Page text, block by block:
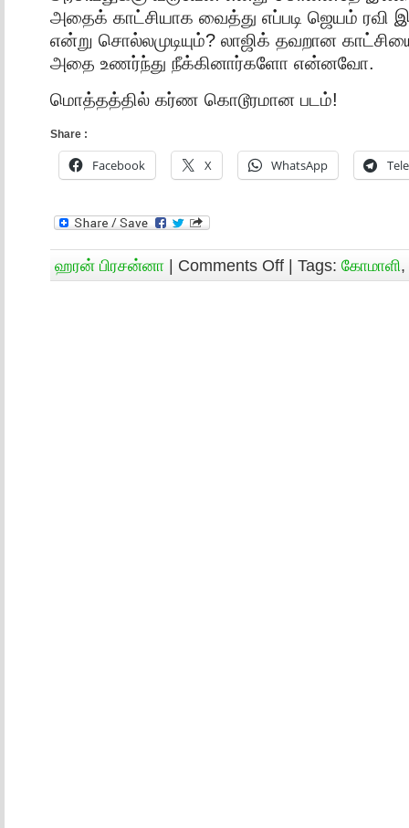
அதைக் காட்சியாக வைத்து எப்படி ஜெயம் ரவி
என்று சொல்லமுடியும்? லாஜிக் தவறான
அதை உணர்ந்து நீக்கினார்களோ என்னவோ.
மொத்தத்தில் கர்ண கொடூரமான படம்!
Share :
Facebook X WhatsApp
ஹரன் பிரசன்னா | Comments Off | Tags: கோமாளி,